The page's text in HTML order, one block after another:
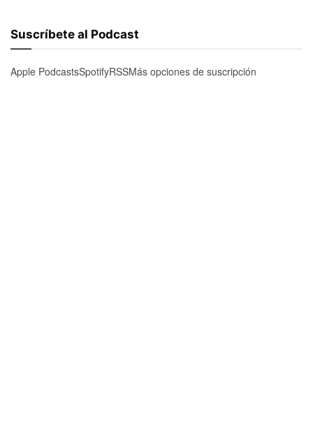
Suscríbete al Podcast
Apple PodcastsSpotifyRSSMás opciones de suscripción